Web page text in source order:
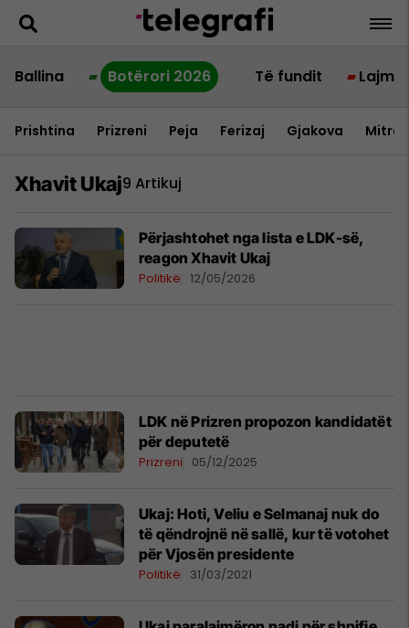
Ballina Botërori 2026 Të fundit Lajme
Prishtina Prizreni Peja Ferizaj Gjakova
Xhavit Ukaj9 Artikuj
Përjashtohet nga lista e LDK-së,
reagon Xhavit Ukaj
Politikë 12/05/2026
LDK në Prizren propozon kandidatët
për deputetë
Prizreni 05/12/2025
Ukaj: Hoti, Veliu e Selmanaj nuk do
të qëndrojnë në sallë, kur të votohet
për Vjosën presidente
Politikë 31/03/2021